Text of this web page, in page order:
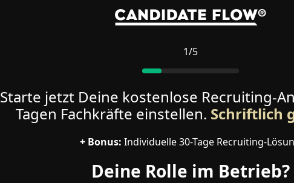
1/5
Starte jetzt Deine kostenlose Recruiting-
Tagen Fachkräfte einstellen. Schriftlich
+ Bonus: Individuelle 30-Tage Recruiting-
Deine Rolle im Betrieb?